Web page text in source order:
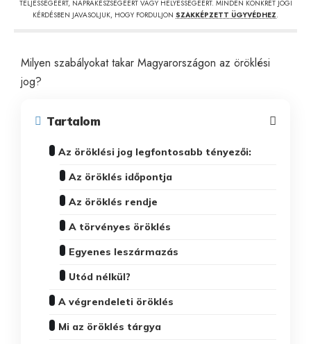
TELJESSÉGÉÉRT, NAPRAKÉSZSÉGÉÉRT VAGY HELYESSÉGÉÉRT. MINDEN KONKRÉT JOGI
KÉRDÉSBEN JAVASOLJUK, HOGY FORDULJON SZAKKÉPZETT ÜGYVÉDHEZ.
Milyen szabályokat takar Magyarországon az öröklési
jog?
Tartalom
Az öröklési jog legfontosabb tényezői:
Az öröklés időpontja
Az öröklés rendje
A törvényes öröklés
Egyenes leszármazás
Utód nélkül?
A végrendeleti öröklés
Mi az öröklés tárgya